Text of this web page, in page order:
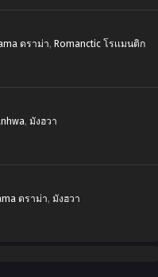
ดราม่า, Romanctic โรเเมนติก
, มังฮวา
ดราม่า, มังฮวา